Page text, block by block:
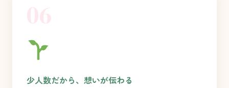
少人数だから、想いが伝わる